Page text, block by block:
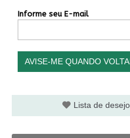
Informe seu E-mail
AVISE-ME QUANDO
Lista de